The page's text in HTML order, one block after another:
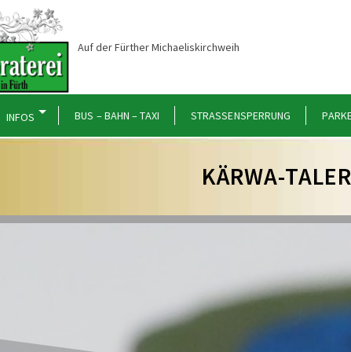
Auf der Fürther Michaeliskirchweih
INFOS BUS – BAHN – TAXI STRASSENSPERRUNG
KÄRWA-TALER